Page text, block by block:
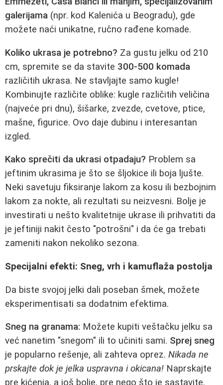
galerijama (npr. kod Kalenića u Beogradu), gde
možete naći unikatne, ručno rađene komade.
Koliko ukrasa je potrebno? Za gustu jelku od 210
cm, spremite se da stavite 300-500 komada
različitih ukrasa. Ne stavljajte samo kugle!
Kombinujte različite oblike: kugle različitih veličina
(najveće pri dnu), šišarke, zvezde, cvetove, ptice,
mašne, figurice. Ovo daje dubinu i interesantan
izgled.
Kako sprečiti da ukrasi otpadaju? Problem sa
jeftinim ukrasima je što se šljokice ili boja ljušte.
Neki savetuju fiksiranje lakom za kosu ili bezbojnim
lakom za nokte, ali rezultati su neizvesni. Bolje je
investirati u nešto kvalitetnije ukrase ili prihvatiti da
je jeftiniji nakit često "potrošni" i da će ga trebati
zameniti nakon nekoliko sezona.
Specijalni efekti: Sneg, vrh i kamuflaža postolja
Da biste svojoj jelki dali poseban šmek, možete
eksperimentisati sa dodatnim efektima.
Sneg na granama: Možete kupiti veštačku jelku sa
već nanetim "snegom" ili to učiniti sami. Sprej sneg
je popularno rešenje, ali zahteva oprez. Nikada ne
prskajte dok je jelka uspravna i okicana! Naprskajte
pre kićenja, a još bolje, pre nego što je sastavite.